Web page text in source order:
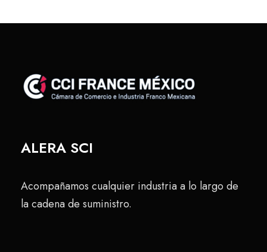
ALERA SCI
Acompañamos cualquier industria a lo largo de
la cadena de suministro.